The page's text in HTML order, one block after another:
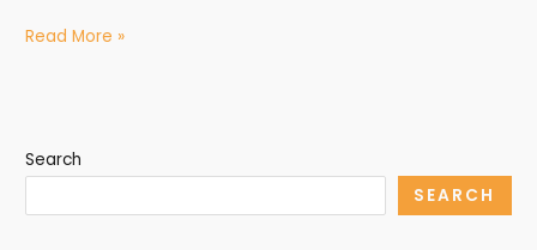
Read More »
Search
SEARCH